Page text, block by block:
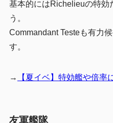
基本的にはRichelieuの特効
う。
Commandant Testeも有力
す。
→ 【夏イベ】特効艦や倍率
友軍艦隊